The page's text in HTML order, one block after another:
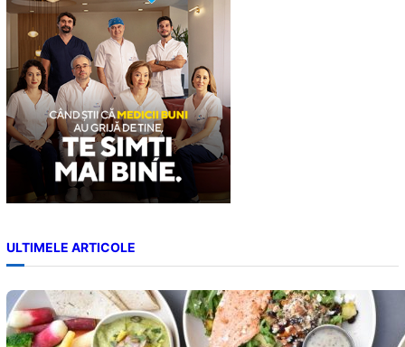
h
ULTIMELE ARTICOLE